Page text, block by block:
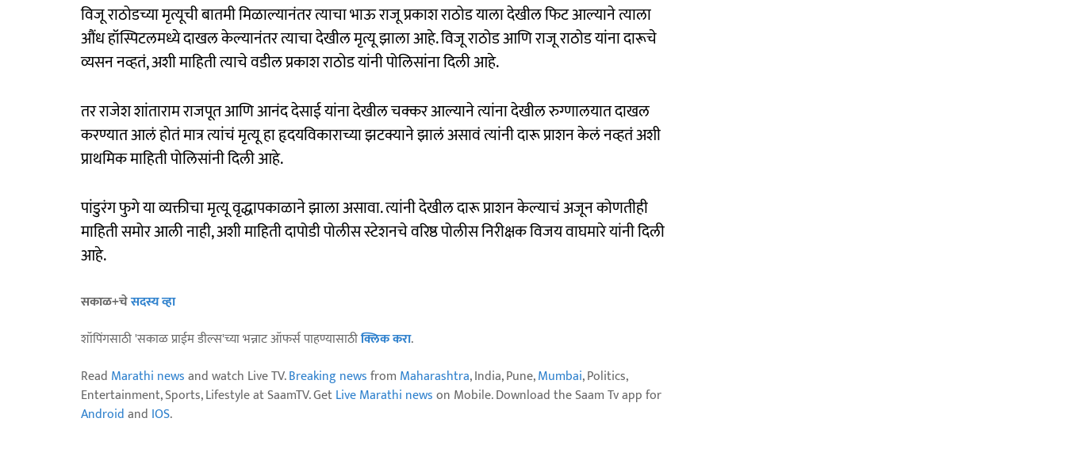
विजू राठोडच्या मृत्यूची बातमी मिळाल्यानंतर त्याचा भाऊ राजू प्रकाश राठोड याला देखील फिट आल्याने त्याला
औंध हॉस्पिटलमध्ये दाखल केल्यानंतर त्याचा देखील मृत्यू झाला आहे. विजू राठोड आणि राजू राठोड यांना दारूचे
व्यसन नव्हतं, अशी माहिती त्याचे वडील प्रकाश राठोड यांनी पोलिसांना दिली आहे.
तर राजेश शांताराम राजपूत आणि आनंद देसाई यांना देखील चक्कर आल्याने त्यांना देखील रुग्णालयात दाखल
करण्यात आलं होतं मात्र त्यांचं मृत्यू हा हृदयविकाराच्या झटक्याने झालं असावं त्यांनी दारू प्राशन केलं नव्हतं अशी
प्राथमिक माहिती पोलिसांनी दिली आहे.
पांडुरंग फुगे या व्यक्तीचा मृत्यू वृद्धापकाळाने झाला असावा. त्यांनी देखील दारू प्राशन केल्याचं अजून कोणतीही
माहिती समोर आली नाही, अशी माहिती दापोडी पोलीस स्टेशनचे वरिष्ठ पोलीस निरीक्षक विजय वाघमारे यांनी दिली
आहे.
सकाळ+चेसदस्य व्हा
शॉपिंगसाठी 'सकाळ प्राईम डील्स'च्या भन्नाट ऑफर्स पाहण्यासाठीक्लिक करा.
Read Marathi newsand watch Live TV.Breaking newsfrom Maharashtra, India, Pune,Mumbai, Politics,
Entertainment, Sports, Lifestyle at SaamTV. GetLive Marathi newson Mobile. Download the Saam Tv app for
Androidand IOS.